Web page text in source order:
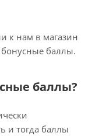
к нам в магазин
баллы.
баллы?
и тогда баллы